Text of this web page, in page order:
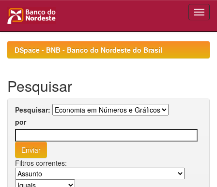
navigationDSpace - BNB - Banco do Nordeste do Brasil
Pesquisar
Pesquisar:
por
Filtros correntes: